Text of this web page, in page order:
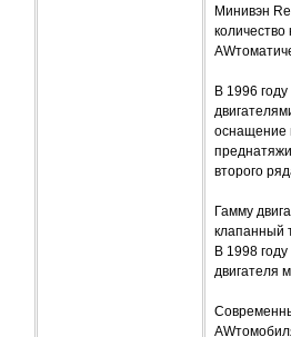
Минивэн
В 1996
оснащение
второго
Гамму
клапанный
В 1998
двигателя